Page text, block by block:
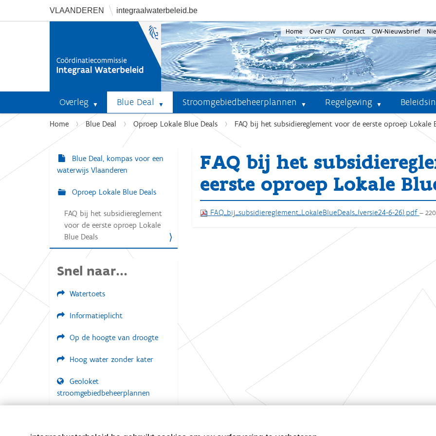
VLAANDEREN integraalwaterbeleid.be
Home Over CIW Contact CIW-Nieuwsbrief
Overleg Blue Deal Stroomgebiedbeheerplannen Regelgeving
U
e
Home Blue Deal Oproep Lokale Blue Deals FAQ bij het subsidiereglement voor de eerste oproep Lokale
FAQ bij het
eerste oproep Lokale
FAQ_bij_subsidiereglement_LokaleBlueDeals_(versie24-6-26).pdf —
N
a
v
t
e
Blue Deal, kompas voor een
waterwijs Vlaanderen
Oproep Lokale Blue Deals
FAQ bij het subsidiereglement
voor de eerste oproep Lokale
Blue Deals
Snel naar...
Watertoets
Informatieplicht
Op de hoogte van droogte
Hoog water zonder kater
Geoloket
stroomgebiedbeheerplannen